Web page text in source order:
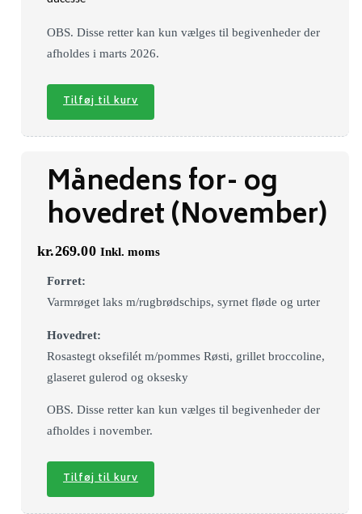
OBS. Disse retter kan kun vælges til begivenheder der
afholdes i marts 2026.
Tilføj til kurv
Månedens for- og
hovedret (November)
kr.269.00 Inkl. moms
Forret:
Varmrøget laks m/rugbrødschips, syrnet fløde og urter
Hovedret:
Rosastegt oksefilét m/pommes Røsti, grillet broccoline,
glaseret gulerod og oksesky
OBS. Disse retter kan kun vælges til begivenheder der
afholdes i november.
Tilføj til kurv